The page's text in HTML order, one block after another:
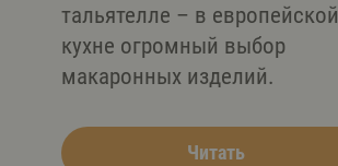
тальятелле – в европейской
кухне огромный выбор
макаронных изделий.
Читать